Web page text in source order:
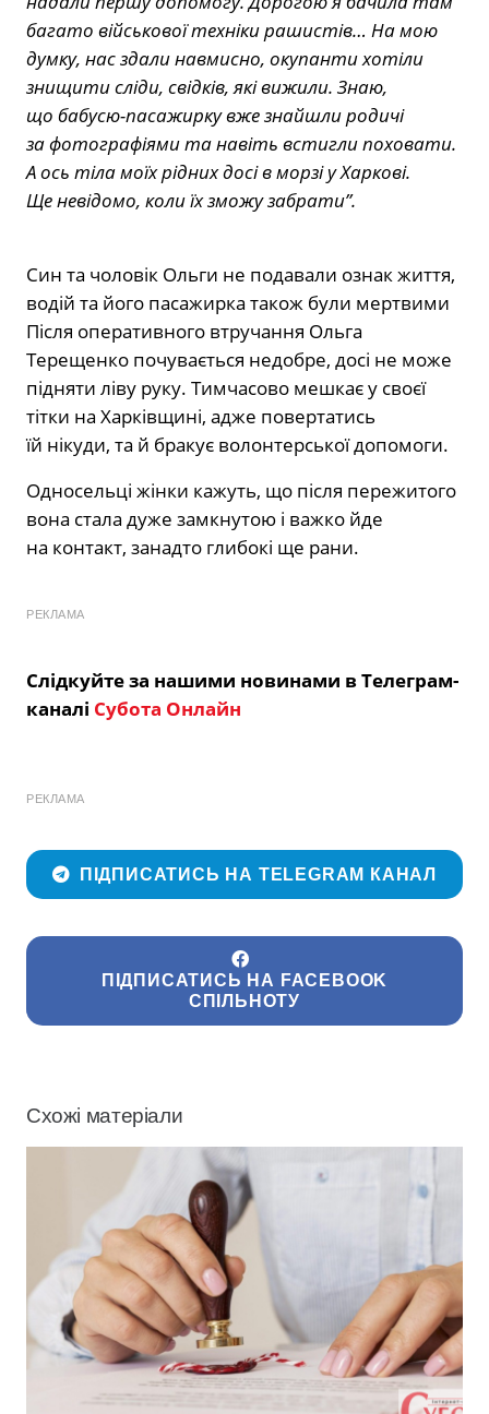
багато військової техніки рашистів… На мою
думку, нас здали навмисно, окупанти хотіли
знищити сліди, свідків, які вижили. Знаю,
що бабусю-пасажирку вже знайшли родичі
за фотографіями та навіть встигли поховати.
А ось тіла моїх рідних досі в морзі у Харкові.
Ще невідомо, коли їх зможу забрати”.
Син та чоловік Ольги не подавали ознак життя,
водій та його пасажирка також були мертвими
Після оперативного втручання Ольга
Терещенко почувається недобре, досі не може
підняти ліву руку. Тимчасово мешкає у своєї
тітки на Харківщині, адже повертатись
їй нікуди, та й бракує волонтерської допомоги.
Односельці жінки кажуть, що після пережитого
вона стала дуже замкнутою і важко йде
на контакт, занадто глибокі ще рани.
РЕКЛАМА
Слідкуйте за нашими новинами в Телеграм-
каналі Субота Онлайн
РЕКЛАМА
ПІДПИСАТИСЬ НА TELEGRAM КАНАЛ
ПІДПИСАТИСЬ НА FACEBOOK
СПІЛЬНОТУ
Схожі матеріали